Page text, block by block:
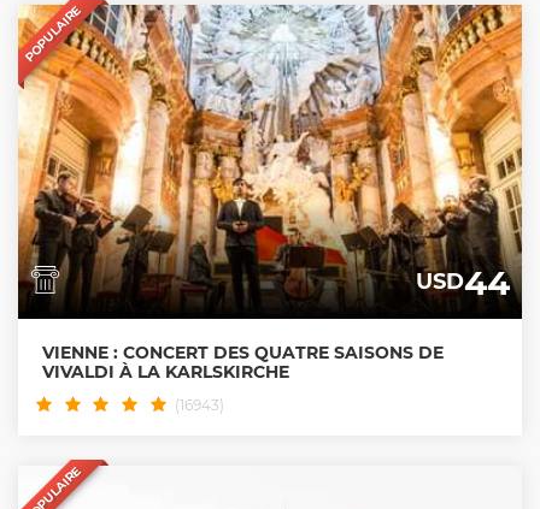
POPULAIRE
USD44
VIENNE : CONCERT DES QUATRE SAISONS DE
VIVALDI À LA KARLSKIRCHE
(16943)
POPULAIRE